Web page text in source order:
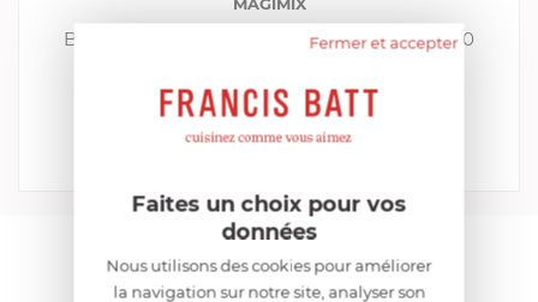
MAGIMIX
Batteur à blancs d'oeufs pour robot 3100-3200
EN STOCK, ENVOI SOUS 48H
24,99 €
AIDE AU CHOIX
Fermer et accepter
Faites un choix pour vos
données
Nous utilisons des cookies pour améliorer
la navigation sur notre site, analyser son